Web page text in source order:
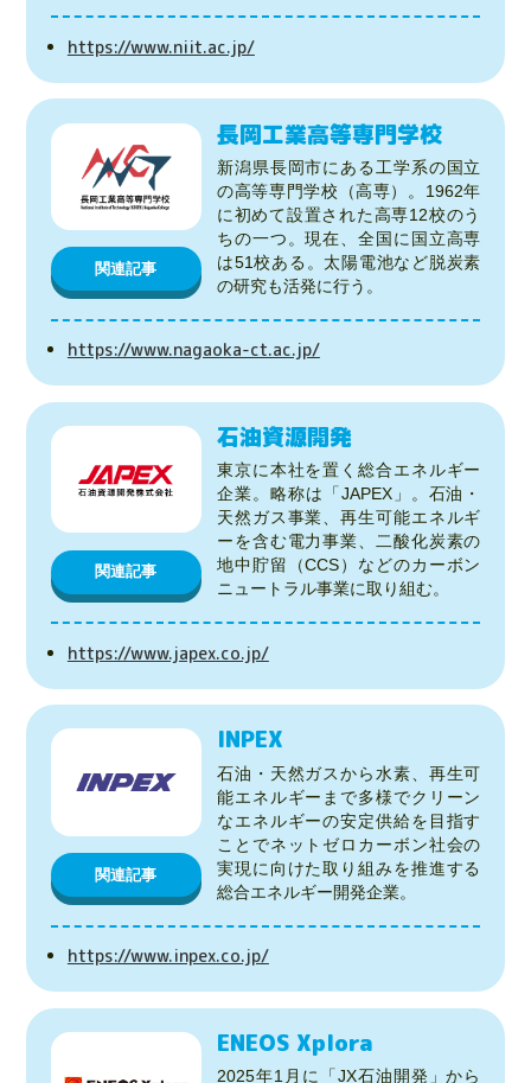
https://www.niit.ac.jp/
長岡工業高等専門学校
新潟県長岡市にある工学系の国立
の高等専門学校（高専）。1962年
に初めて設置された高専12校のう
ちの一つ。現在、全国に国立高専
は51校ある。太陽電池など脱炭素
の研究も活発に行う。
関連記事
https://www.nagaoka-ct.ac.jp/
石油資源開発
東京に本社を置く総合エネルギー
企業。略称は「JAPEX」。石油・
天然ガス事業、再生可能エネルギ
ーを含む電力事業、二酸化炭素の
地中貯留（CCS）などのカーボン
ニュートラル事業に取り組む。
関連記事
https://www.japex.co.jp/
INPEX
石油・天然ガスから水素、再生可
能エネルギーまで多様でクリーン
なエネルギーの安定供給を目指す
ことでネットゼロカーボン社会の
実現に向けた取り組みを推進する
総合エネルギー開発企業。
関連記事
https://www.inpex.co.jp/
ENEOS Xplora
2025年1月に「JX石油開発」から